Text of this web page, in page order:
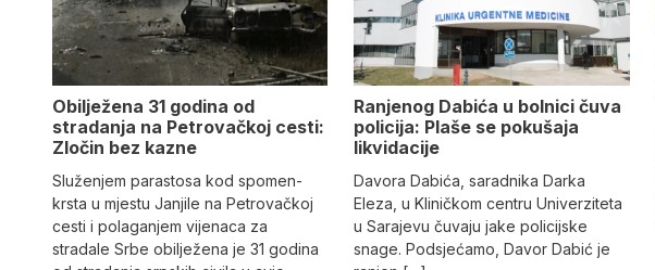
Obilježena 31 godina od
stradanja na Petrovačkoj cesti:
Zločin bez kazne
Služenjem parastosa kod spomen-
krsta u mjestu Janjile na Petrovačkoj
cesti i polaganjem vijenaca za
stradale Srbe obilježena je 31 godina
Ranjenog Dabića u bolnici čuva
policija: Plaše se pokušaja
likvidacije
Davora Dabića, saradnika Darka
Eleza, u Kliničkom centru Univerziteta
u Sarajevu čuvaju jake policijske
snage. Podsjećamo, Davor Dabić je